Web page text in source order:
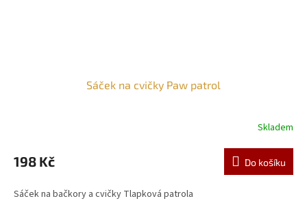
Sáček na cvičky Paw patrol
Skladem
198 Kč Do košíku
Sáček na bačkory a cvičky Tlapková patrola